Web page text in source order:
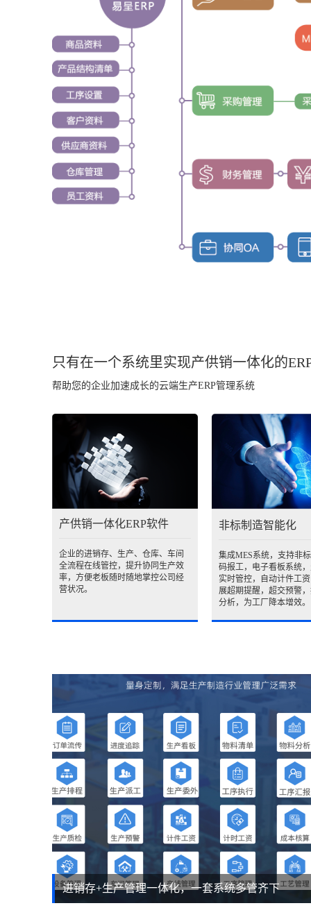
只有在一个系统里实现产供销一体化的
帮助您的企业加速成长的云端生产ERP管理系统
产供销一体化ERP软件
企业的进销存、生产、仓库、车间
全流程在线管控，提升协同生产效
率，方便老板随时随地掌控公司经
营状况。
非标制造智能化
集成MES系统，支持非
码报工，电子看板系统
实时管控，自动计件工
展超期提醒，超交预警
分析，为工厂降本增效。
进销存+生产管理一体化，一套系统多管齐下